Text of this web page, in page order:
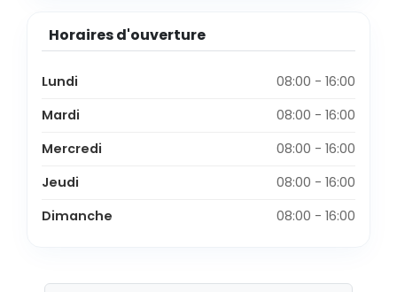
Horaires d'ouverture
Lundi
08:00 - 16:00
Mardi
08:00 - 16:00
Mercredi
08:00 - 16:00
Jeudi
08:00 - 16:00
Dimanche
08:00 - 16:00